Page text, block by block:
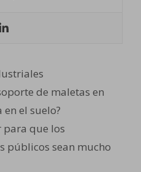
de maletas en
el suelo?
para que los
públicos sean mucho